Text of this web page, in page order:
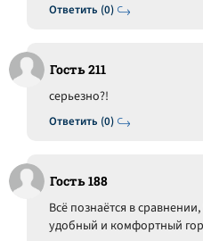
Ответить (0)
Гость 211
Ответить (0)
серьезно?!
Гость 188
Всё познаётся в
удобный и комфортный